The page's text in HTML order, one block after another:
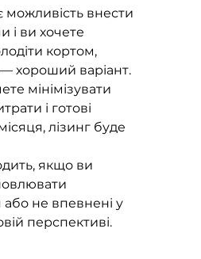
можливість внести
і ви хочете
кортом,
хороший варіант.
мінімізувати
і готові
лізинг буде
якщо ви
не впевнені у
перспективі.